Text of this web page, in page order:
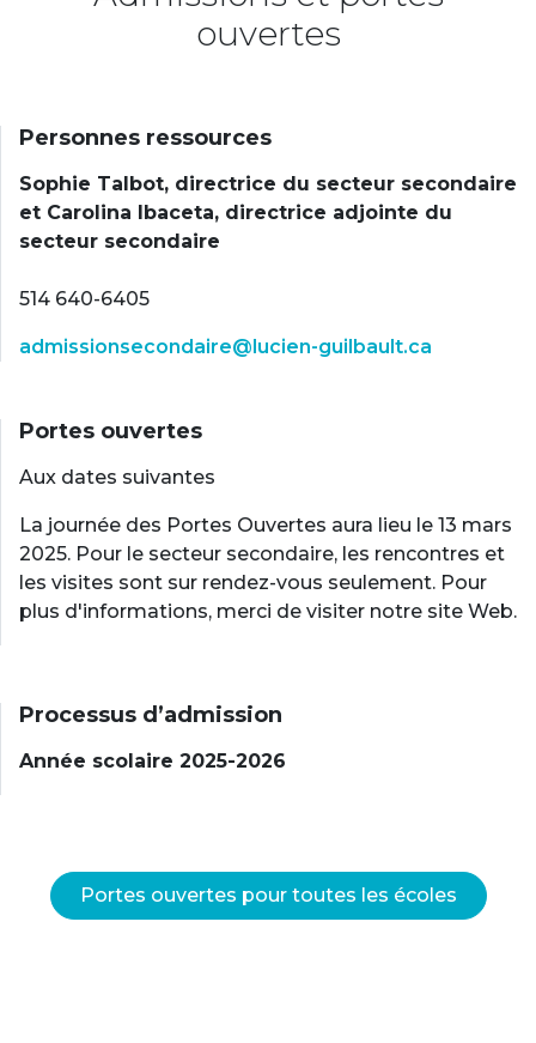
ouvertes
Personnes ressources
Sophie Talbot, directrice du secteur secondaire
et Carolina Ibaceta, directrice adjointe du
secteur secondaire
514 640-6405
admissionsecondaire@lucien-guilbault.ca
Portes ouvertes
Aux dates suivantes
La journée des Portes Ouvertes aura lieu le 13 mars
2025. Pour le secteur secondaire, les rencontres et
les visites sont sur rendez-vous seulement. Pour
plus d'informations, merci de visiter notre site Web.
Processus d’admission
Année scolaire 2025-2026
Portes ouvertes pour toutes les écoles